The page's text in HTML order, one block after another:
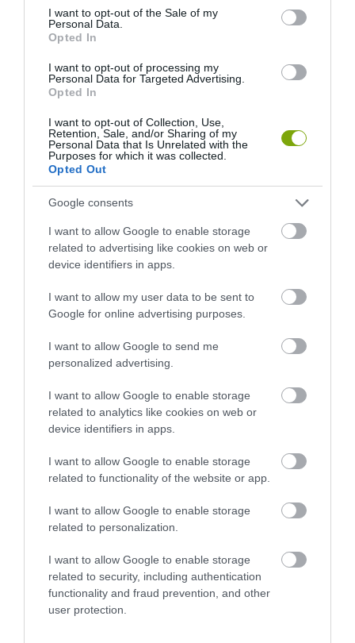
consent section.
I want to opt-out of the Sale of my
Personal Data.
Opted In
I want to opt-out of processing my
Personal Data for Targeted Advertising.
Opted In
I want to opt-out of Collection, Use,
Retention, Sale, and/or Sharing of my
Personal Data that Is Unrelated with the
Purposes for which it was collected.
Opted Out
Google consents
I want to allow Google to enable storage
related to advertising like cookies on web or
device identifiers in apps.
I want to allow my user data to be sent to
Google for online advertising purposes.
I want to allow Google to send me
personalized advertising.
I want to allow Google to enable storage
related to analytics like cookies on web or
device identifiers in apps.
I want to allow Google to enable storage
related to functionality of the website or app.
I want to allow Google to enable storage
related to personalization.
I want to allow Google to enable storage
related to security, including authentication
functionality and fraud prevention, and other
user protection.
TEXTILJEI ÚJRA ÖSSZEÁLLTAK:
A RUHA, AMELY TÚLÉLTE A
2026-06-29
POMPEJIBEN: LEHET, HOGY
EGY ORVOS A VÉGSŐKIG
2026-06-23
ÉVES: AZ EMBER, AKI
MEGTANÍTOTTA A VILÁGNAK,
TERMÉSZETET
2026-05-08
FÉREGÉRT – CSAK ÉPPEN NEM
VÉGE LEHET A